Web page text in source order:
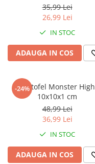
35,99 Lei
26,99 Lei
IN STOC
ADAUGA IN COS
-24%
Portofel Monster High
10x10x1 cm
48,99 Lei
36,99 Lei
IN STOC
ADAUGA IN COS